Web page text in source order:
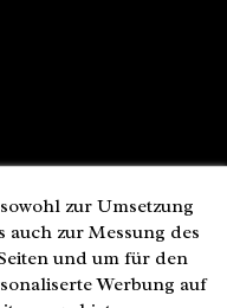
zur Umsetzung
zur Messung des
und um für den
Werbung auf